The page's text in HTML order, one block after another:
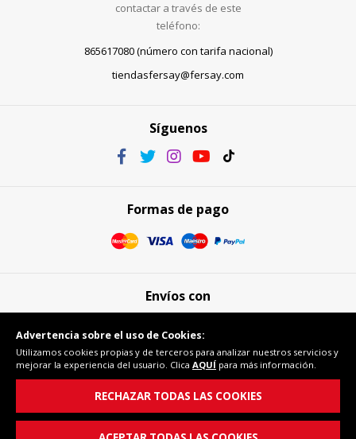
contactar a través de este
teléfono:
865617080 (número con tarifa nacional)
tiendasfersay@fersay.com
Síguenos
Formas de pago
Envíos con
Compra segura
Advertencia sobre el uso de Cookies:
Utilizamos cookies propias y de terceros para analizar nuestros servicios y
mejorar la experiencia del usuario. Clica AQUÍ para más información.
RECHAZAR TODAS LAS COOKIES